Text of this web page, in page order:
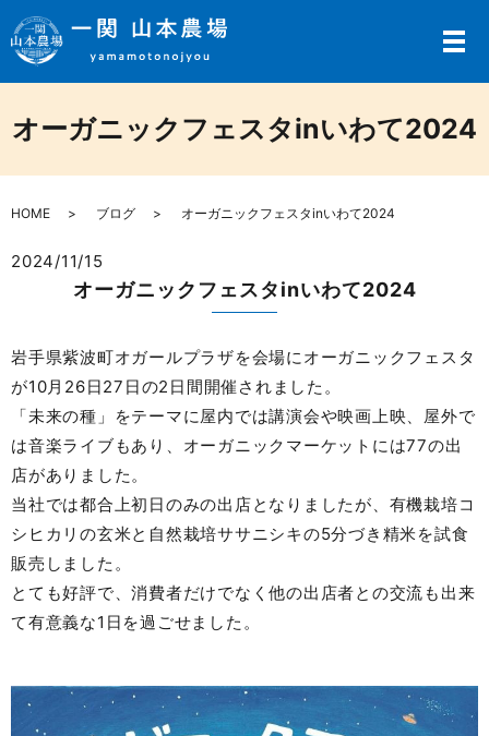
メ
オーガニックフェスタinいわて2024
HOME ブログ オーガニックフェスタinいわて2024
2024/11/15
オーガニックフェスタinいわて2024
岩手県紫波町オガールプラザを会場にオーガニックフェスタ
が10月26日27日の2日間開催されました。
「未来の種」をテーマに屋内では講演会や映画上映、屋外で
は音楽ライブもあり、オーガニックマーケットには77の出
店がありました。
当社では都合上初日のみの出店となりましたが、有機栽培コ
シヒカリの玄米と自然栽培ササニシキの5分づき精米を試食
販売しました。
とても好評で、消費者だけでなく他の出店者との交流も出来
て有意義な1日を過ごせました。